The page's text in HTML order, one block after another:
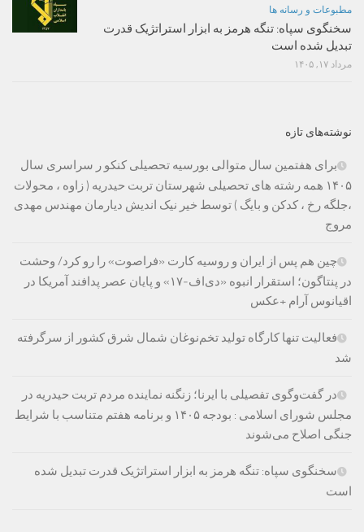
مطبوعات و رسانه ها
سخنگوی سپاه: تنگه هرمز به ابزار استراتژیک قدرت
تبدیل شده است
مرداد ۱۷, ۱۴۰۵
نوشته‌های تازه
برای هفتمین سال متوالی بورسیه تحصیلی کنکو ر سراسری سال
۱۴۰۵ همه رشته های تحصیلی شهرستان تربت حیدریه ( زاوه ، محولات
،جلگه رخ ، کدکن و بایگ ) توسط خیر نیک اندیش دیارمان مهندس مهدی
مروج
چین هم پس از ایران و روسیه کارت «فراصوت» را رو کرد/ وحشت
در پنتاگون؛ استقرار انبوه «دی‌اف‑۱۷» و پایان عصر پدافند آمریکا در
اقیانوس آرام +عکس
فعالیت تنها کارگاه تولید تخم‌نوغان شمال شرق کشور از سرگرفته
شد
در گفت‌وگوی تفصیلی با ایرنا؛ زنگنه نماینده مردم تربت حیدریه در
مجلس شورای اسلامی : بودجه ۱۴۰۵ و برنامه هفتم متناسب با شرایط
جنگی اصلاح می‌شوند
سخنگوی سپاه: تنگه هرمز به ابزار استراتژیک قدرت تبدیل شده
است